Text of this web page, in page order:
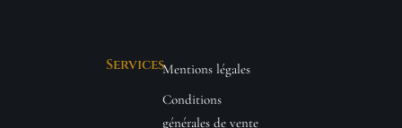
ServicesMentions légales
Conditions
générales de vente